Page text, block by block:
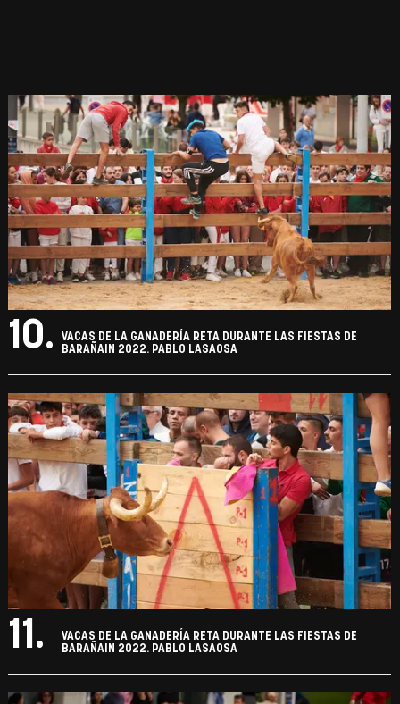
10.
VACAS DE LA GANADERÍA RETA DURANTE LAS FIESTAS DE
BARAÑAIN 2022. PABLO LASAOSA
11.
VACAS DE LA GANADERÍA RETA DURANTE LAS FIESTAS DE
BARAÑAIN 2022. PABLO LASAOSA